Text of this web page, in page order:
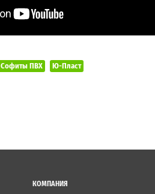
Софиты ПВХ
Ю-Пласт
КОМПАНИЯ